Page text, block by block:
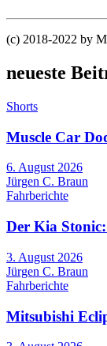
(c) 2018-2022 by
neueste
Shorts
Muscle Car
6. August 2026
Jürgen C. Braun
Fahrberichte
Der Kia
3. August 2026
Jürgen C. Braun
Fahrberichte
Mitsubishi